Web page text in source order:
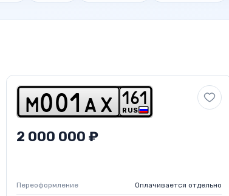
m 0 0 1 a x RUS
1 61
2 000 000 ₽
Переоформление Оплачивается отдельно